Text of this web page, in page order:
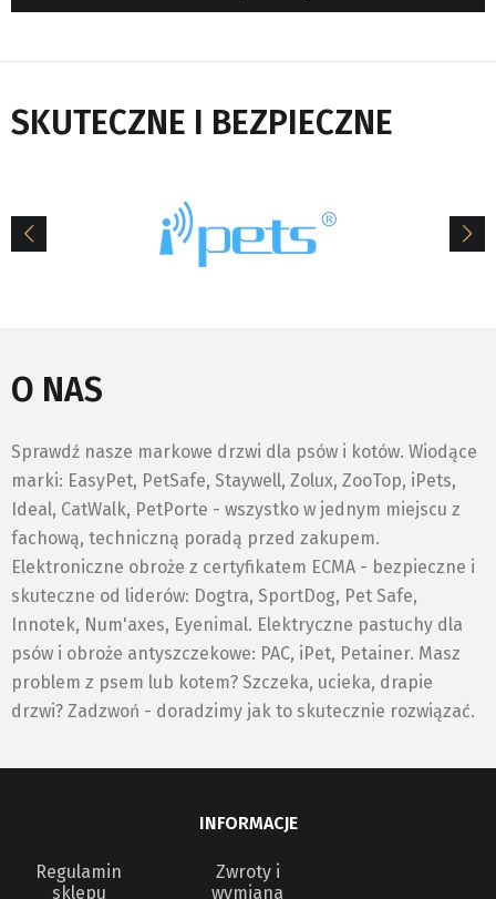
SKUTECZNE I BEZPIECZNE
O NAS
Sprawdź nasze markowe drzwi dla psów i kotów. Wiodące
marki: EasyPet, PetSafe, Staywell, Zolux, ZooTop, iPets,
Ideal, CatWalk, PetPorte - wszystko w jednym miejscu z
fachową, techniczną poradą przed zakupem.
Elektroniczne obroże z certyfikatem ECMA - bezpieczne i
skuteczne od liderów: Dogtra, SportDog, Pet Safe,
Innotek, Num'axes, Eyenimal. Elektryczne pastuchy dla
psów i obroże antyszczekowe: PAC, iPet, Petainer. Masz
problem z psem lub kotem? Szczeka, ucieka, drapie
drzwi? Zadzwoń - doradzimy jak to skutecznie rozwiązać.
INFORMACJE
Regulamin
sklepu
Zwroty i
wymiana